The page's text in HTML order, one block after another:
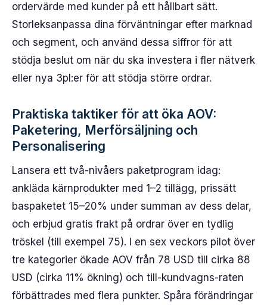
ordervärde med kunder på ett hållbart sätt.
Storleksanpassa dina förväntningar efter marknad
och segment, och använd dessa siffror för att
stödja beslut om när du ska investera i fler nätverk
eller nya 3pl:er för att stödja större ordrar.
Praktiska taktiker för att öka AOV:
Paketering, Merförsäljning och
Personalisering
Lansera ett två-nivåers paketprogram idag:
ankläda kärnprodukter med 1–2 tillägg, prissätt
baspaketet 15–20% under summan av dess delar,
och erbjud gratis frakt på ordrar över en tydlig
tröskel (till exempel 75). I en sex veckors pilot över
tre kategorier ökade AOV från 78 USD till cirka 88
USD (cirka 11% ökning) och till-kundvagns-raten
förbättrades med flera punkter. Spåra förändringar